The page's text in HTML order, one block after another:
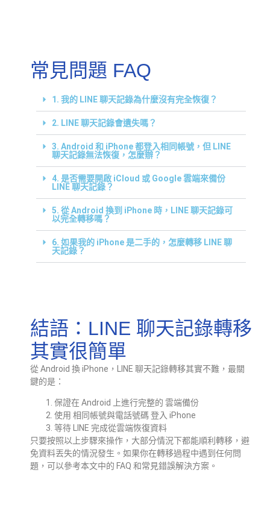
常見問題 FAQ
1. 我的 LINE 聊天記錄為什麼沒有完全恢復？
2. LINE 聊天記錄會遺失嗎？
3. Android 和 iPhone 都登入相同帳號，但 LINE
聊天記錄無法恢復，怎麼辦？
4. 是否需要開啟 iCloud 或 Google 雲端來備份
LINE 聊天記錄？
5. 從 Android 換到 iPhone 時，LINE 聊天記錄可
以完全轉移嗎？
6. 如果我的 iPhone 是二手的，怎麼轉移 LINE 聊
天記錄？
結語：LINE 聊天記錄轉移
其實很簡單
從 Android 換 iPhone，LINE 聊天記錄轉移其實不難，最關
鍵的是：
保證在 Android 上進行完整的 雲端備份
使用 相同帳號與電話號碼 登入 iPhone
等待 LINE 完成從雲端恢復資料
只要按照以上步驟來操作，大部分情況下都能順利轉移，避
免資料丟失的情況發生。如果你在轉移過程中遇到任何問
題，可以參考本文中的 FAQ 和常見錯誤解決方案。